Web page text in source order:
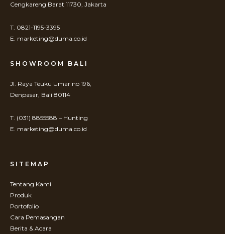
Cengkareng Barat 11730, Jakarta
T. 0821-1195-3395
E. marketing@duma.co.id
SHOWROOM BALI
Jl. Raya Teuku Umar no 196,
Denpasar, Bali 80114
T. (031) 8855588 – Hunting
E. marketing@duma.co.id
SITEMAP
Tentang Kami
Produk
Portofolio
Cara Pemasangan
Berita & Acara